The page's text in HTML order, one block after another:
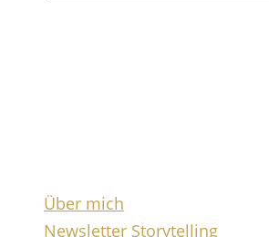
Über mich
Newsletter Storytelling